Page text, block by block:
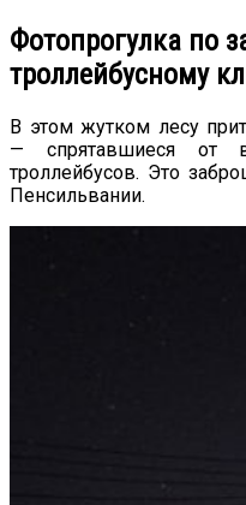
Фотопрогулка по
троллейбусному
В этом жутком лесу
— спрятавшиеся от
троллейбусов. Это
Пенсильвании.